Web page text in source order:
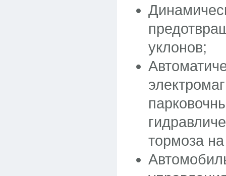
уклонов;
тормоза